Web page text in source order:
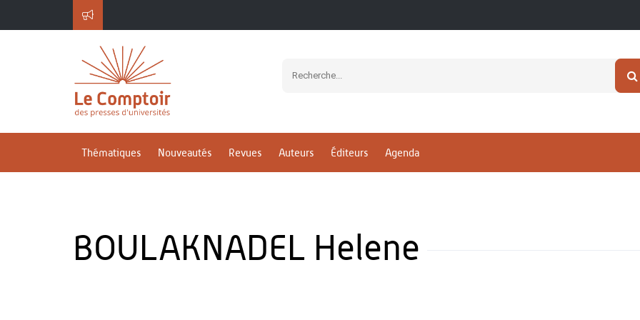
Thématiques Nouveautés Revues Auteurs Éditeurs Agenda
BOULAKNADEL Helene